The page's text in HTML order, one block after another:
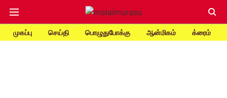
முகப்பு செய்தி பொழுதுபோக்கு ஆன்மிகம் க்ரைம்